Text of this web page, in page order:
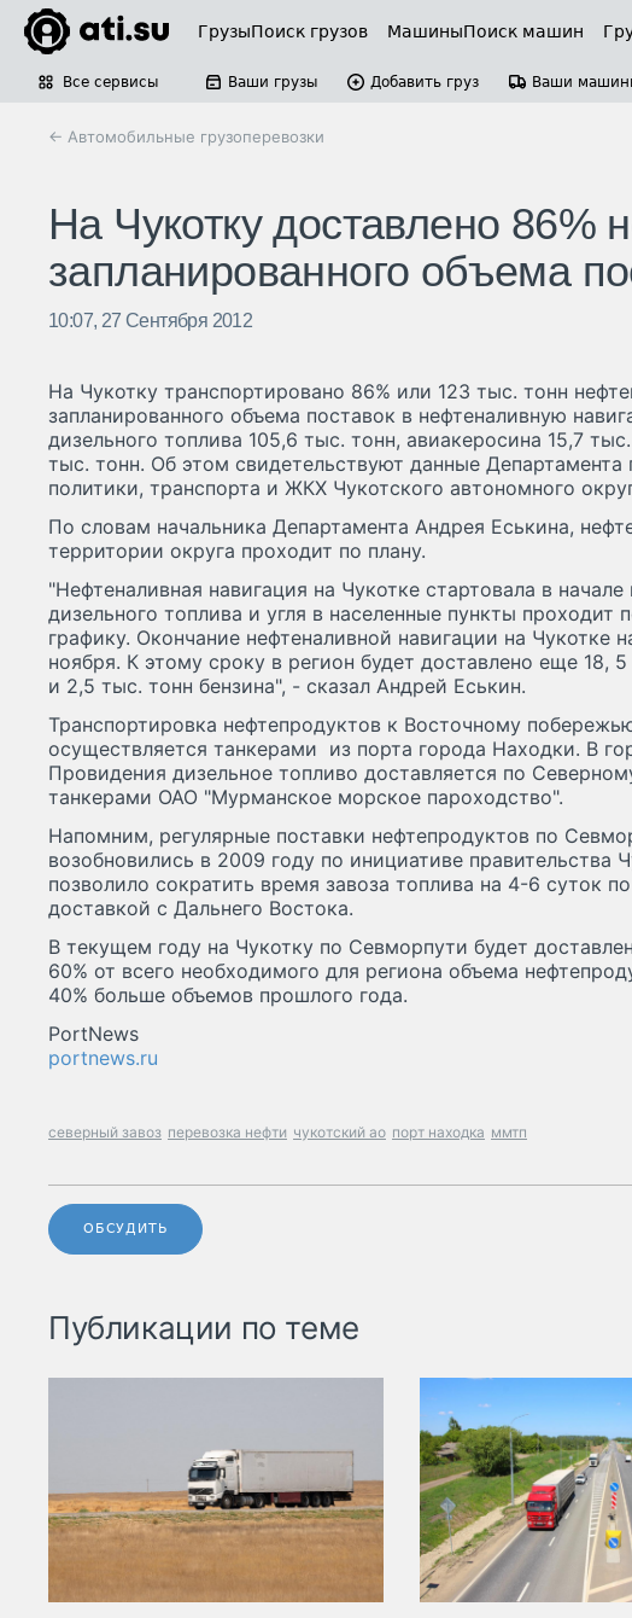
ГрузыПоиск грузов МашиныПоиск машин
Все сервисы Ваши грузы Добавить груз Ваши
← Автомобильные грузоперевозки
На Чукотку доставлено 86%
запланированного объема
10:07, 27 Сентября 2012
На Чукотку транспортировано 86% или 123 тыс. тонн
запланированного объема поставок в нефтеналивную
дизельного топлива 105,6 тыс. тонн, авиакеросина 15,7
тыс. тонн. Об этом свидетельствуют данные
политики, транспорта и ЖКХ Чукотского автономного
По словам начальника Департамента Андрея Еськина,
территории округа проходит по плану.
"Нефтеналивная навигация на Чукотке стартовала в
дизельного топлива и угля в населенные пункты проходит
графику. Окончание нефтеналивной навигации на Чукотке
ноября. К этому сроку в регион будет доставлено еще 18,
и 2,5 тыс. тонн бензина", - сказал Андрей Еськин.
Транспортировка нефтепродуктов к Восточному
осуществляется танкерами из порта города Находки. В
Провидения дизельное топливо доставляется по
танкерами ОАО "Мурманское морское пароходство".
Напомним, регулярные поставки нефтепродуктов по
возобновились в 2009 году по инициативе правительства
позволило сократить время завоза топлива на 4-6 суток
доставкой с Дальнего Востока.
В текущем году на Чукотку по Севморпути будет
60% от всего необходимого для региона объема
40% больше объемов прошлого года.
PortNews
portnews.ru
северный завоз перевозка нефти чукотский ао порт находка ммтп
ОБСУДИТЬ
Публикации по теме